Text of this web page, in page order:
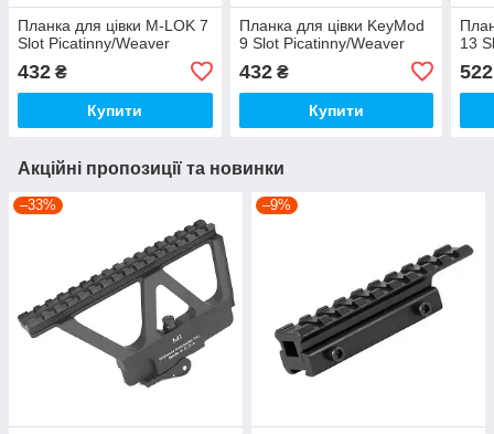
Планка для цівки M-LOK 7
Slot Picatinny/Weaver
432 ₴
Купити
Планка для цівки KeyMod
9 Slot Picatinny/Weaver
432₴
Купити
13
522
Акційні пропозиції та новинки
–33% –9%